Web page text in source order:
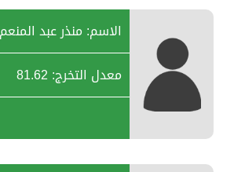
الاسم: منذر عبد
معدل التخرج: 81.62